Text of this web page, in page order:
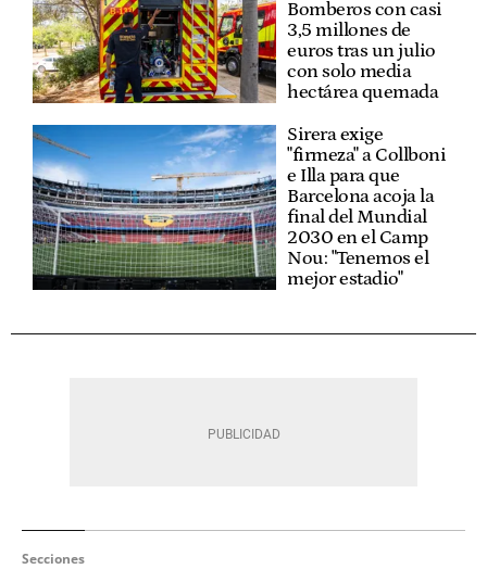
Bomberos con casi
3,5 millones de
euros tras un julio
con solo media
hectárea quemada
Sirera exige
"firmeza" a Collboni
e Illa para que
Barcelona acoja la
final del Mundial
2030 en el Camp
Nou: "Tenemos el
mejor estadio"
Secciones